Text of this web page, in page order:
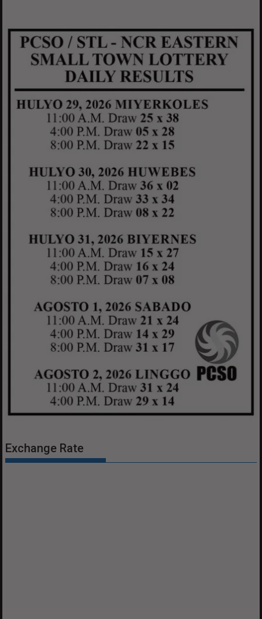
Exchange Rate